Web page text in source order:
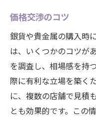
価格交渉のコツ
銀貨や貴金属の購入時
は、いくつかのコツが
を調査し、相場感を持
際に有利な立場を築く
に、複数の店舗で見積
とも効果的です。この